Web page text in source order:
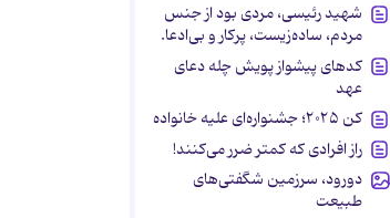
شهید رئیسی، مردی بود از جنس
مردم، ساده‌زیست، پرکار و بی‌ادعا.
کدهای پیشواز پویش چله دعای
عهد
کن ۲۰۲۵؛ جشنواره‌ای علیه خانواده
راز افرادی که کمتر ضرر می‌کنند!
دورود، سرزمین شگفتی‌های
طبیعت